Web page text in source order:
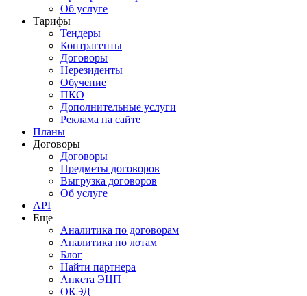
Об услуге
Тарифы
Тендеры
Контрагенты
Договоры
Нерезиденты
Обучение
ПКО
Дополнительные услуги
Реклама на сайте
Планы
Договоры
Договоры
Предметы договоров
Выгрузка договоров
Об услуге
API
Еще
Аналитика по договорам
Аналитика по лотам
Блог
Найти партнера
Анкета ЭЦП
ОКЭД